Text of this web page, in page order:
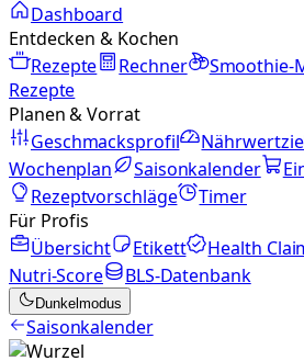
Dashboard
Entdecken & Kochen
Rezepte
Rechner Smoothie-
Rezepte
Planen & Vorrat
Geschmacksprofil
Wochenplan
Saisonkalender
Rezeptvorschläge
Timer
Für Profis
Übersicht
Etikett Health
Nutri-Score
BLS-Datenbank
Dunkelmodus
Saisonkalender